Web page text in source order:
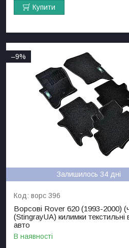
Купити
–9%
Залишилось 34 дні
ворс 396
Ворсові Rover 620 (1993-2000)
(StingrayUA) килимки текстильні
авто
В наявності